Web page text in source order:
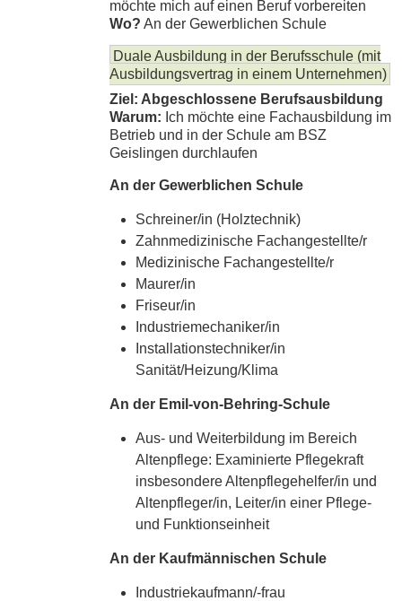
möchte mich auf einen Beruf vorbereiten
Wo? An der Gewerblichen Schule
Duale Ausbildung in der Berufsschule (mit
Ausbildungsvertrag in einem Unternehmen)
Ziel: Abgeschlossene Berufsausbildung
Warum: Ich möchte eine Fachausbildung im
Betrieb und in der Schule am BSZ
Geislingen durchlaufen
An der Gewerblichen Schule
Schreiner/in (Holztechnik)
Zahnmedizinische Fachangestellte/r
Medizinische Fachangestellte/r
Maurer/in
Friseur/in
Industriemechaniker/in
Installationstechniker/in
Sanität/Heizung/Klima
An der Emil-von-Behring-Schule
Aus- und Weiterbildung im Bereich
Altenpflege: Examinierte Pflegekraft
insbesondere Altenpflegehelfer/in und
Altenpfleger/in, Leiter/in einer Pflege-
und Funktionseinheit
An der Kaufmännischen Schule
Industriekaufmann/-frau